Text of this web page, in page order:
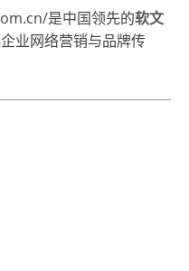
是中国领先的软文
业网络营销与品牌传